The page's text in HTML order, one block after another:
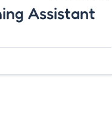
Assistant